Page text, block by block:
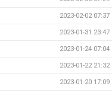
2023-02-02 07:37
2023-01-31 23:47
2023-01-24 07:04
2023-01-22 21:32
2023-01-20 17:09